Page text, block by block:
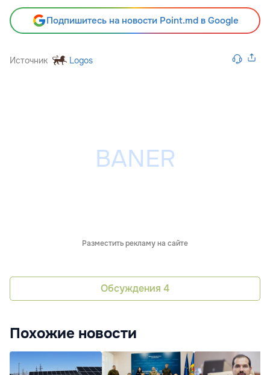
Подпишитесь на новости Point.md в Google
Источник Logos
Разместить рекламу на сайте
Обсуждения 4
Похожие новости